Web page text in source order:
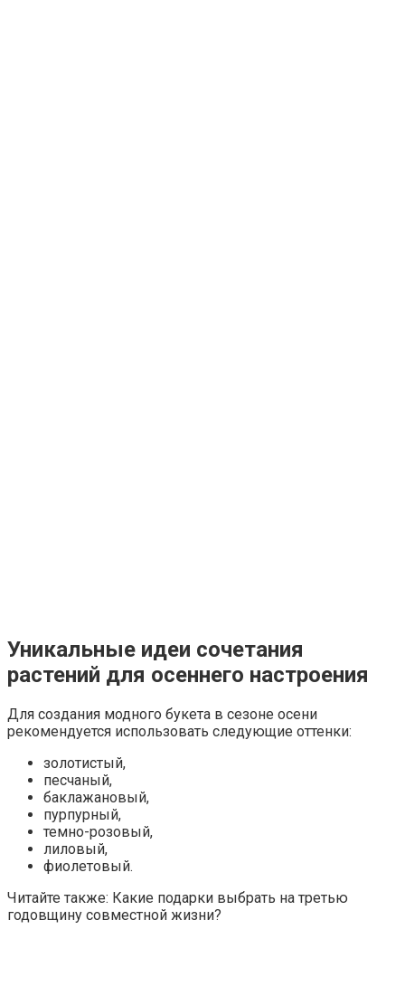
Уникальные идеи сочетания
растений для осеннего настроения
Для создания модного букета в сезоне осени
рекомендуется использовать следующие оттенки:
золотистый,
песчаный,
баклажановый,
пурпурный,
темно-розовый,
лиловый,
фиолетовый.
Читайте также: Какие подарки выбрать на третью
годовщину совместной жизни?